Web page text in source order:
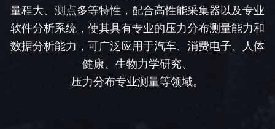
量程大、测点多等特性，配合高性能采集器以及专业
软件分析系统，使其具有专业的压力分布测量能力和
数据分析能力，可广泛应用于汽车、消费电子、人体
健康、生物力学研究、
压力分布专业测量等领域。